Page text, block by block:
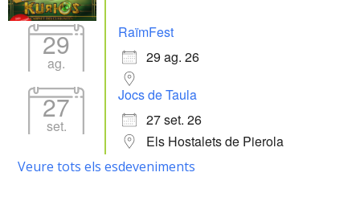
29
ag.
RaïmFest
29 ag. 26
27
set.
Jocs de Taula
27 set. 26
Els Hostalets de Pierola
Veure tots els esdeveniments